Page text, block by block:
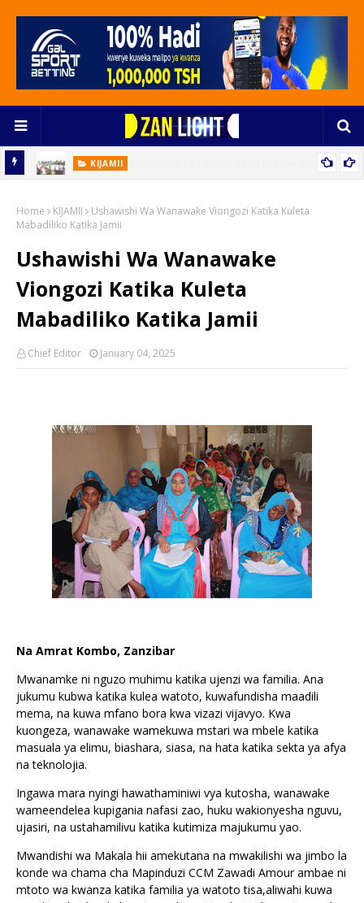
KIJAMII
Home KIJAMII
Ushawishi Wa Wanawake Viongozi Katika Kuleta
Mabadiliko Katika Jamii
Ushawishi Wa Wanawake
Viongozi Katika Kuleta
Mabadiliko Katika Jamii
Chief Editor January 04, 2025
Na Amrat Kombo, Zanzibar
Mwanamke ni nguzo muhimu katika ujenzi wa familia. Ana
jukumu kubwa katika kulea watoto, kuwafundisha maadili
mema, na kuwa mfano bora kwa vizazi vijavyo. Kwa
kuongeza, wanawake wamekuwa mstari wa mbele katika
masuala ya elimu, biashara, siasa, na hata katika sekta ya afya
na teknolojia.
Ingawa mara nyingi hawathaminiwi vya kutosha, wanawake
wameendelea kupigania nafasi zao, huku wakionyesha nguvu,
ujasiri, na ustahamilivu katika kutimiza majukumu yao.
Mwandishi wa Makala hii amekutana na mwakilishi wa jimbo la
konde wa chama cha Mapinduzi CCM Zawadi Amour ambae ni
mtoto wa kwanza katika familia ya watoto tisa,aliwahi kuwa